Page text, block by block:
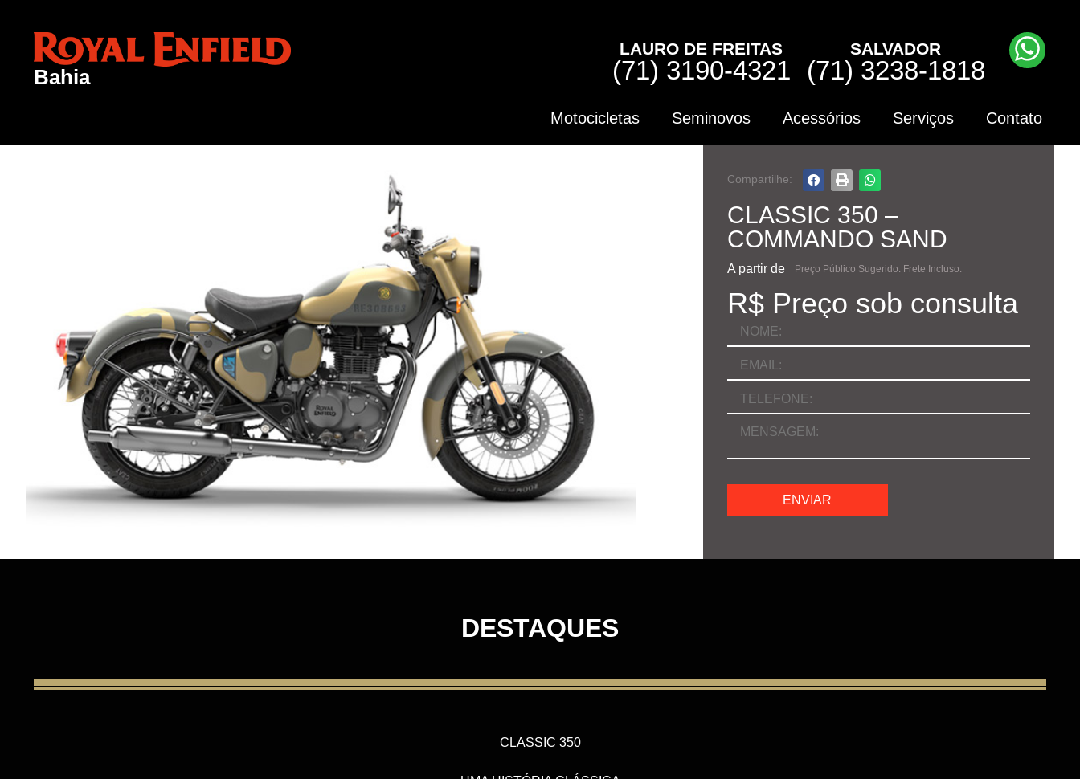
Bahia
LAURO DE FREITAS
(71) 3190-4321
SALVADOR
(71) 3238-1818
Motocicletas Seminovos Acessórios Serviços Contato
Compartilhe:
CLASSIC 350 –
COMMANDO SAND
A partir de Preço Público Sugerido. Frete Incluso.
R$ Preço sob consulta
DESTAQUES
CLASSIC 350